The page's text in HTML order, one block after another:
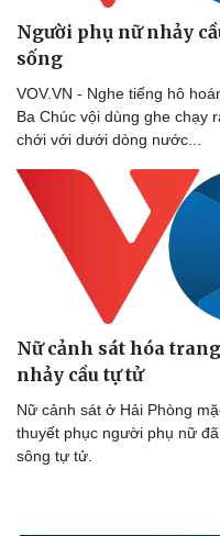
Người phụ nữ nhảy
sống
VOV.VN - Nghe tiếng hô
Ba Chúc vội dùng ghe chạy
chới với dưới dòng nước...
Nữ cảnh sát hóa
nhảy cầu tự tử
Nữ cảnh sát ở Hải Phòng
thuyết phục người phụ nữ
sông tự tử.